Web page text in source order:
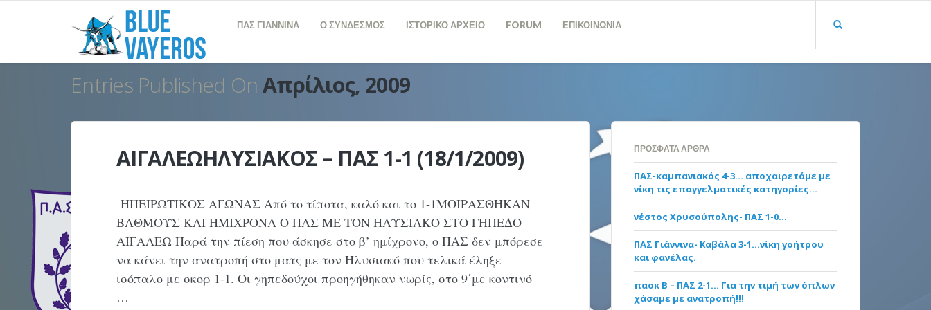
ΠΑΣ ΓΙΑΝΝΙΝΑ Ο ΣΥΝΔΕΣΜΟΣ ΙΣΤΟΡΙΚΟ ΑΡΧΕΙΟ FORUM ΕΠΙΚΟΙΝΩΝΙΑ
Entries Published OnΑπρίλιος, 2009
ΑΙΓΑΛΕΩΗΛΥΣΙΑΚΟΣ – ΠΑΣ 1-1 (18/1/2009)
ΗΠΕΙΡΩΤΙΚΟΣ ΑΓΩΝΑΣ Από το τίποτα, καλό και το 1-1ΜΟΙΡΑΣΘΗΚΑΝ
ΒΑΘΜΟΥΣ ΚΑΙ ΗΜΙΧΡΟΝΑ Ο ΠΑΣ ΜΕ ΤΟΝ ΗΛΥΣΙΑΚΟ ΣΤΟ ΓΗΠΕΔΟ
ΑΙΓΑΛΕΩ Παρά την πίεση που άσκησε στο β’ ημίχρονο, ο ΠΑΣ δεν μπόρεσε
να κάνει την ανατροπή στο ματς με τον Ηλυσιακό που τελικά έληξε
ισόπαλο με σκορ 1-1. Οι γηπεδούχοι προηγήθηκαν νωρίς, στο 9΄με κοντινό
…
ΠΡΌΣΦΑΤΑ ΆΡΘΡΑ
ΠΑΣ-καμπανιακός 4-3… αποχαιρετάμε με
νίκη τις επαγγελματικές κατηγορίες…
νέστος Χρυσούπολης- ΠΑΣ 1-0…
ΠΑΣ Γιάννινα- Καβάλα 3-1…νίκη γοήτρου
και φανέλας.
παοκ Β – ΠΑΣ 2-1… Για την τιμή των όπλων
χάσαμε με ανατροπή!!!